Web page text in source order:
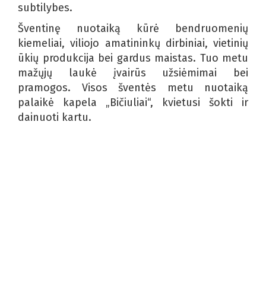
subtilybes.
Šventinę nuotaiką kūrė bendruomenių
kiemeliai, viliojo amatininkų dirbiniai, vietinių
ūkių produkcija bei gardus maistas. Tuo metu
mažųjų laukė įvairūs užsiėmimai bei
pramogos. Visos šventės metu nuotaiką
palaikė kapela „Bičiuliai“, kvietusi šokti ir
dainuoti kartu.